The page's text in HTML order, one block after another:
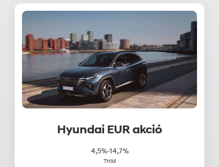
Hyundai EUR akció
4,5%-14,7%
THM